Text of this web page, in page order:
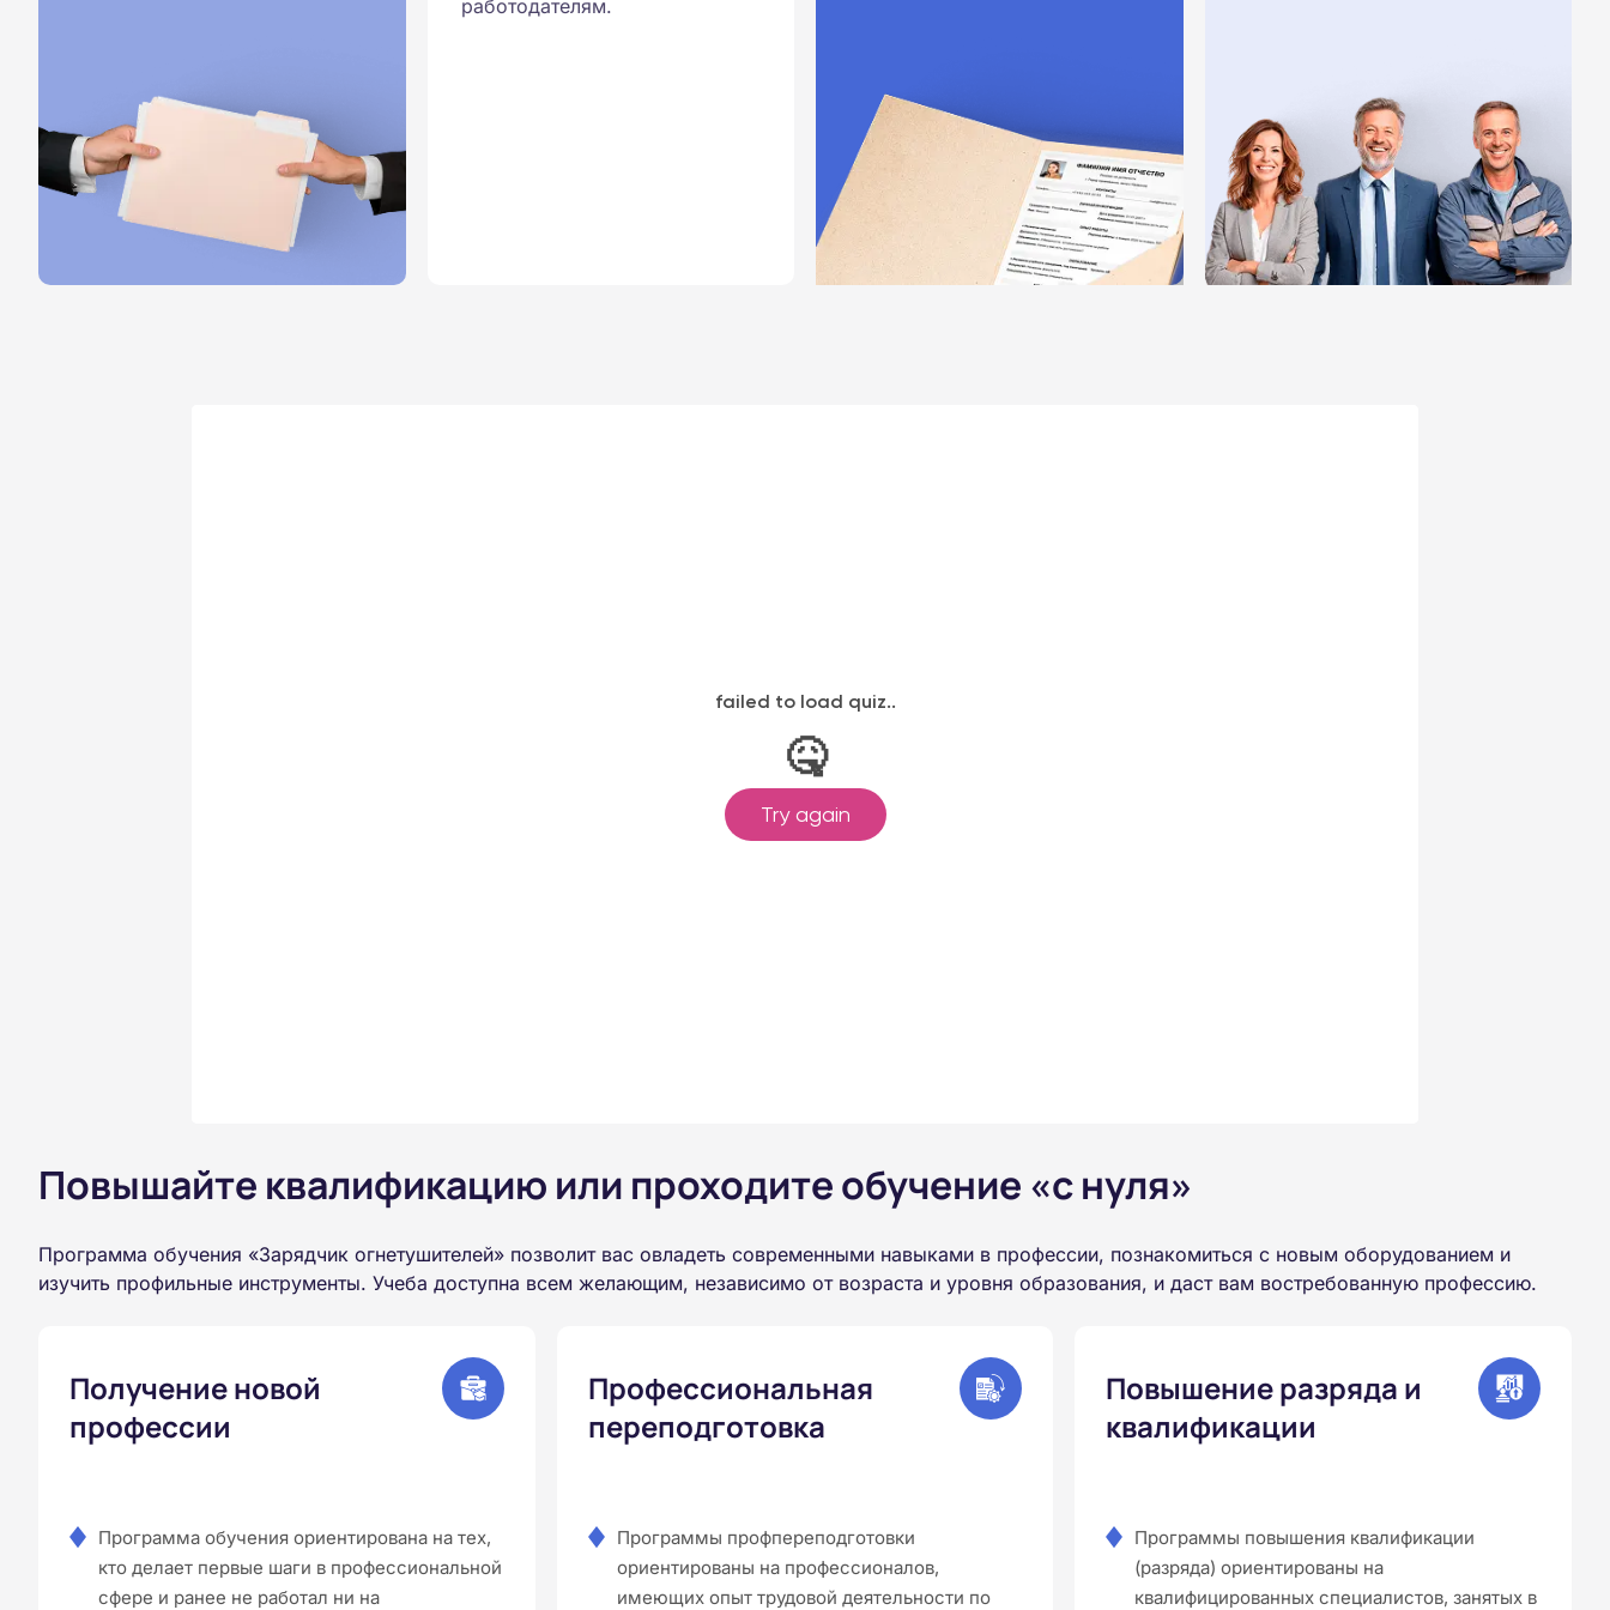
работодателям.
Повышайте квалификацию или проходите обучение «с нуля»
Программа обучения «Зарядчик огнетушителей» позволит вас овладеть современными навыками в профессии, познакомиться с новым оборудованием и
изучить профильные инструменты. Учеба доступна всем желающим, независимо от возраста и уровня образования, и даст вам востребованную профессию.
Получение новой
профессии
Программа обучения ориентирована на тех,
кто делает первые шаги в профессиональной
сфере и ранее не работал ни на
Профессиональная
переподготовка
Программы профпереподготовки
ориентированы на профессионалов,
имеющих опыт трудовой деятельности по
Повышение разряда и
квалификации
Программы повышения квалификации
(разряда) ориентированы на
квалифицированных специалистов, занятых в